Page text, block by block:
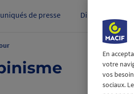
de presse Dirigeants et
En
votre
vos
sociaux.